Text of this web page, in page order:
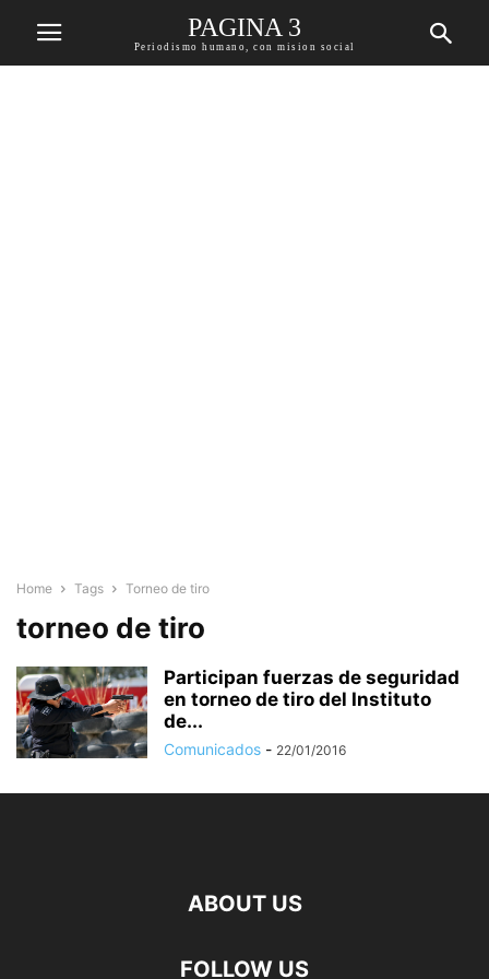
PAGINA 3
Periodismo humano, con mision social
Home Tags Torneo de tiro
torneo de tiro
Participan fuerzas de seguridad
en torneo de tiro del Instituto
de...
Comunicados - 22/01/2016
ABOUT US
FOLLOW US